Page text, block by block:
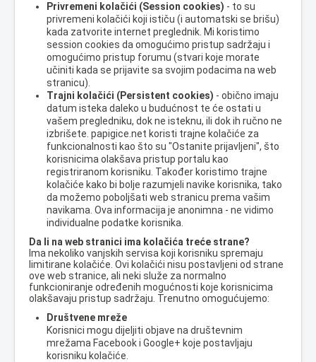
Privremeni kolačići (Session cookies) - to su
privremeni kolačići koji ističu (i automatski se brišu)
kada zatvorite internet preglednik. Mi koristimo
session cookies da omogućimo pristup sadržaju i
omogućimo pristup forumu (stvari koje morate
učiniti kada se prijavite sa svojim podacima na web
stranicu).
Trajni kolačići (Persistent cookies) - obično imaju
datum isteka daleko u budućnost te će ostati u
vašem pregledniku, dok ne isteknu, ili dok ih ručno ne
izbrišete. papigice.net koristi trajne kolačiće za
funkcionalnosti kao što su "Ostanite prijavljeni", što
korisnicima olakšava pristup portalu kao
registriranom korisniku. Također koristimo trajne
kolačiće kako bi bolje razumjeli navike korisnika, tako
da možemo poboljšati web stranicu prema vašim
navikama. Ova informacija je anonimna - ne vidimo
individualne podatke korisnika.
Da li na web stranici ima kolačića treće strane?
Ima nekoliko vanjskih servisa koji korisniku spremaju
limitirane kolačiće. Ovi kolačići nisu postavljeni od strane
ove web stranice, ali neki služe za normalno
funkcioniranje određenih mogućnosti koje korisnicima
olakšavaju pristup sadržaju. Trenutno omogućujemo:
Društvene mreže
Korisnici mogu dijeljiti objave na društevnim
mrežama Facebook i Google+ koje postavljaju
korisniku kolačiće.